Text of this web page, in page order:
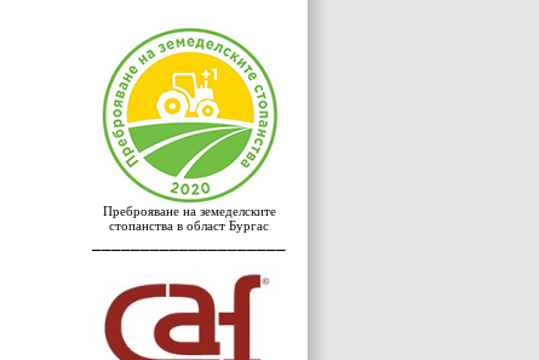
Преброяване на земеделските
стопанства в област Бургас